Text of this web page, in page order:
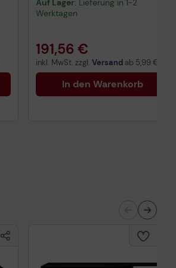
Auf Lager: Lieferung in 1-2
Werktagen
191,56 €
inkl. MwSt. zzgl. Versand ab 5,99 €
In den Warenkorb